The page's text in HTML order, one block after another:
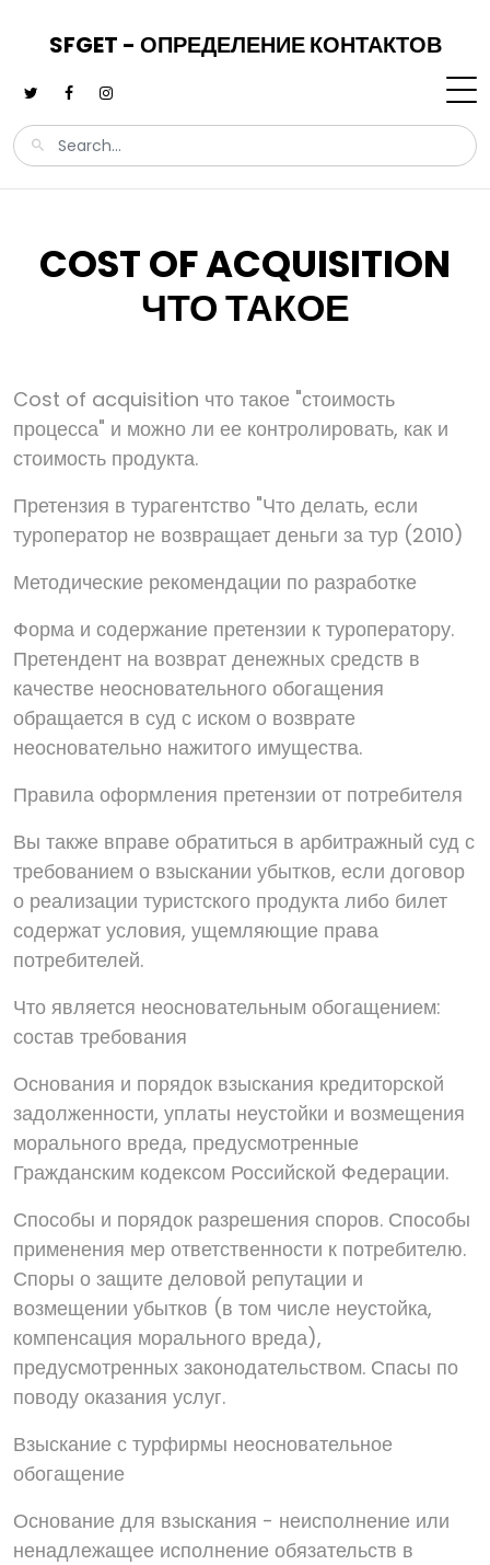
SFGET - ОПРЕДЕЛЕНИЕ КОНТАКТОВ
COST OF ACQUISITION
ЧТО ТАКОЕ
Cost of acquisition что такое "стоимость
процесса" и можно ли ее контролировать, как и
стоимость продукта.
Претензия в турагентство "Что делать, если
туроператор не возвращает деньги за тур (2010)
Методические рекомендации по разработке
Форма и содержание претензии к туроператору.
Претендент на возврат денежных средств в
качестве неосновательного обогащения
обращается в суд с иском о возврате
неосновательно нажитого имущества.
Правила оформления претензии от потребителя
Вы также вправе обратиться в арбитражный суд с
требованием о взыскании убытков, если договор
о реализации туристского продукта либо билет
содержат условия, ущемляющие права
потребителей.
Что является неосновательным обогащением:
состав требования
Основания и порядок взыскания кредиторской
задолженности, уплаты неустойки и возмещения
морального вреда, предусмотренные
Гражданским кодексом Российской Федерации.
Способы и порядок разрешения споров. Способы
применения мер ответственности к потребителю.
Споры о защите деловой репутации и
возмещении убытков (в том числе неустойка,
компенсация морального вреда),
предусмотренных законодательством. Спасы по
поводу оказания услуг.
Взыскание с турфирмы неосновательное
обогащение
Основание для взыскания - неисполнение или
ненадлежащее исполнение обязательств в